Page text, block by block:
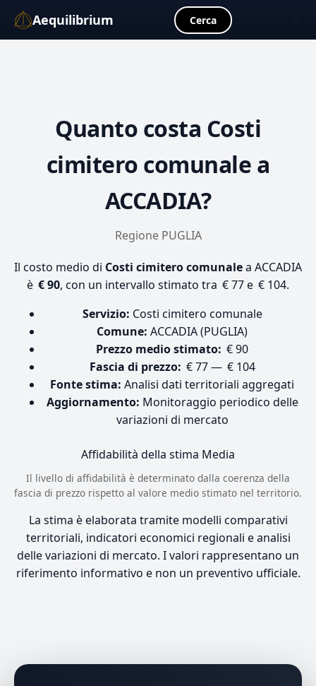
Aequilibrium Cerca
Quanto costa Costi
cimitero comunale a
ACCADIA?
Regione PUGLIA
Il costo medio di Costi cimitero comunalea ACCADIA
è € 90, con un intervallo stimato tra € 77 e € 104.
Servizio: Costi cimitero comunale
Comune: ACCADIA (PUGLIA)
Prezzo medio stimato: € 90
Fascia di prezzo: € 77 — € 104
Fonte stima: Analisi dati territoriali aggregati
Aggiornamento: Monitoraggio periodico delle
variazioni di mercato
Affidabilità della stima Media
Il livello di affidabilità è determinato dalla coerenza della
fascia di prezzo rispetto al valore medio stimato nel territorio.
La stima è elaborata tramite modelli comparativi
territoriali, indicatori economici regionali e analisi
delle variazioni di mercato. I valori rappresentano un
riferimento informativo e non un preventivo ufficiale.